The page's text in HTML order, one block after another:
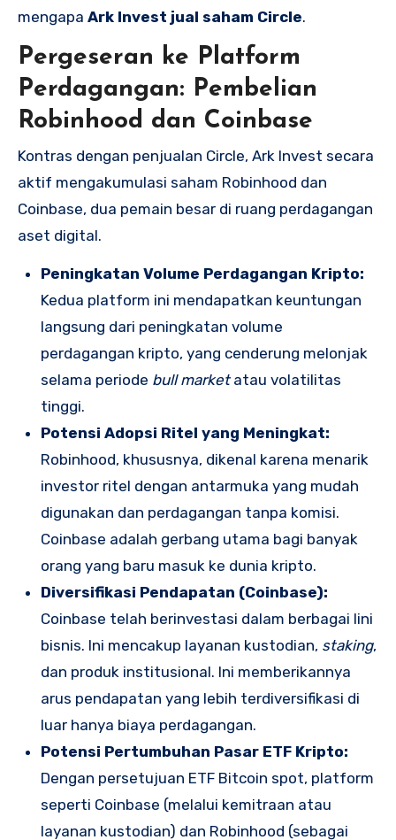
mengapa Ark Invest jual saham Circle.
Pergeseran ke Platform
Perdagangan: Pembelian
Robinhood dan Coinbase
Kontras dengan penjualan Circle, Ark Invest secara
aktif mengakumulasi saham Robinhood dan
Coinbase, dua pemain besar di ruang perdagangan
aset digital.
Peningkatan Volume Perdagangan Kripto:
Kedua platform ini mendapatkan keuntungan
langsung dari peningkatan volume
perdagangan kripto, yang cenderung melonjak
selama periode bull marketatau volatilitas
tinggi.
Potensi Adopsi Ritel yang Meningkat:
Robinhood, khususnya, dikenal karena menarik
investor ritel dengan antarmuka yang mudah
digunakan dan perdagangan tanpa komisi.
Coinbase adalah gerbang utama bagi banyak
orang yang baru masuk ke dunia kripto.
Diversifikasi Pendapatan (Coinbase):
Coinbase telah berinvestasi dalam berbagai lini
bisnis. Ini mencakup layanan kustodian, staking,
dan produk institusional. Ini memberikannya
arus pendapatan yang lebih terdiversifikasi di
luar hanya biaya perdagangan.
Potensi Pertumbuhan Pasar ETF Kripto:
Dengan persetujuan ETF Bitcoin spot, platform
seperti Coinbase (melalui kemitraan atau
layanan kustodian) dan Robinhood (sebagai